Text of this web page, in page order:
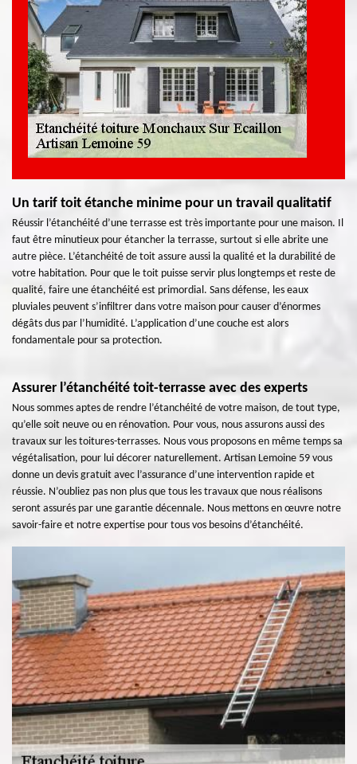
Un tarif toit étanche minime pour un travail qualitatif
Réussir l’étanchéité d’une terrasse est très importante pour une maison. Il
faut être minutieux pour étancher la terrasse, surtout si elle abrite une
autre pièce. L’étanchéité de toit assure aussi la qualité et la durabilité de
votre habitation. Pour que le toit puisse servir plus longtemps et reste de
qualité, faire une étanchéité est primordial. Sans défense, les eaux
pluviales peuvent s’infiltrer dans votre maison pour causer d’énormes
dégâts dus par l’humidité. L’application d’une couche est alors
fondamentale pour sa protection.
Assurer l’étanchéité toit-terrasse avec des experts
Nous sommes aptes de rendre l’étanchéité de votre maison, de tout type,
qu’elle soit neuve ou en rénovation. Pour vous, nous assurons aussi des
travaux sur les toitures-terrasses. Nous vous proposons en même temps sa
végétalisation, pour lui décorer naturellement. Artisan Lemoine 59 vous
donne un devis gratuit avec l’assurance d’une intervention rapide et
réussie. N’oubliez pas non plus que tous les travaux que nous réalisons
seront assurés par une garantie décennale. Nous mettons en œuvre notre
savoir-faire et notre expertise pour tous vos besoins d’étanchéité.